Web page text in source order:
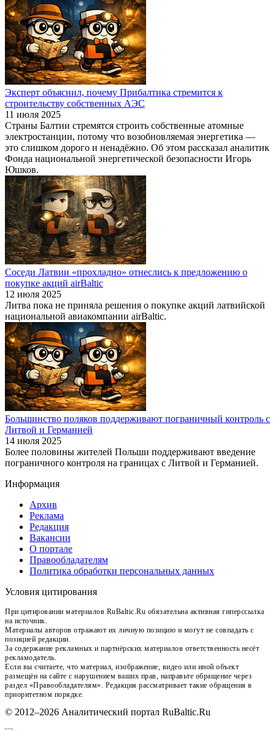
Эксперт объяснил, почему Прибалтика стремится к
строительству собственных АЭС
11 июля 2025
Страны Балтии стремятся строить собственные атомные
электростанции, потому что возобновляемая энергетика —
это слишком дорого и ненадёжно. Об этом рассказал аналитик
Фонда национальной энергетической безопасности Игорь
Юшков.
Соседи Латвии «прохладно» отнеслись к предложению о
покупке акций airBaltic
12 июля 2025
Литва пока не приняла решения о покупке акций латвийской
национальной авиакомпании airBaltic.
Большинство поляков поддерживают пограничный контроль с
Литвой и Германией
14 июля 2025
Более половины жителей Польши поддерживают введение
пограничного контроля на границах с Литвой и Германией.
Информация
Архив
Реклама
Редакция
Вакансии
О портале
Правообладателям
Политика обработки персональных данных
Условия цитирования
При цитировании материалов RuBaltic.Ru обязательна активная гиперссылка
на источник.
Материалы авторов отражают их личную позицию и могут не совпадать с
позицией редакции.
За содержание рекламных и партнёрских материалов ответственность несёт
рекламодатель.
Если вы считаете, что материал, изображение, видео или иной объект
размещён на сайте с нарушением ваших прав, направьте обращение через
раздел «Правообладателям». Редакция рассматривает такие обращения в
приоритетном порядке.
© 2012–2026 Аналитический портал RuBaltic.Ru